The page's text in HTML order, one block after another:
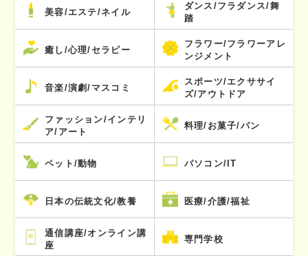
美容/エステ/ネイル
ダンス/フラダンス/舞
踏
癒し/心理/セラピー
フラワー/フラワーアレ
ンジメント
音楽/演劇/マスコミ
スポーツ/エクササイ
ズ/アウトドア
ファッション/インテリ
ア/アート
料理/お菓子/パン
ペット/動物 パソコン/IT
日本の伝統文化/教養 医療/介護/福祉
通信講座/オンライン講
座
専門学校